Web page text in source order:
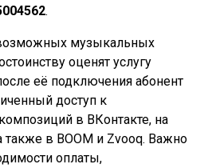
.
музыкальных
оценят услугу
её подключения абонент
доступ к
в ВКонтакте, на
в BOOM и Zvooq. Важно
оплаты,